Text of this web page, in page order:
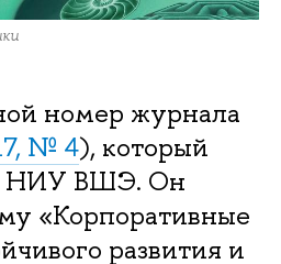
номер журнала
№ 4), который
НИУ ВШЭ. Он
«Корпоративные
развития и